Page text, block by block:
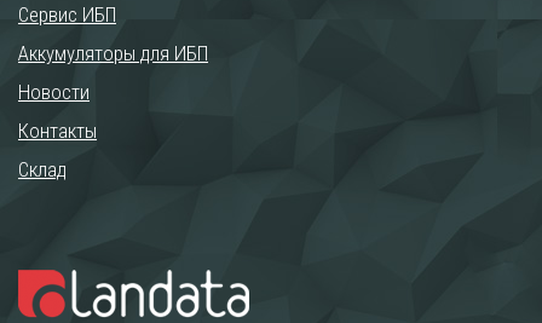
Сервис ИБП
Аккумуляторы для ИБП
Новости
Контакты
Склад